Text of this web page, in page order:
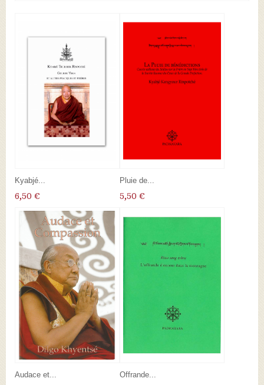
Kyabjé...
6,50 €
Pluie de...
5,50 €
Audace et... Offrande...